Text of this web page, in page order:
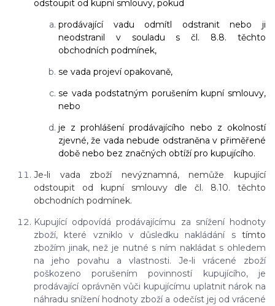
odstoupit od kupní smlouvy, pokud
prodávající vadu odmítl odstranit nebo ji
neodstranil v souladu s čl. 8.8. těchto
obchodních podmínek,
se vada projeví opakovaně,
se vada podstatným porušením kupní smlouvy,
nebo
je z prohlášení prodávajícího nebo z okolností
zjevné, že vada nebude odstraněna v přiměřené
době nebo bez značných obtíží pro kupujícího.
Je-li vada zboží nevýznamná, nemůže kupující
odstoupit od kupní smlouvy dle čl. 8.10. těchto
obchodních podmínek.
Kupující odpovídá prodávajícímu za snížení hodnoty
zboží, které vzniklo v důsledku nakládání s tímto
zbožím jinak, než je nutné s ním nakládat s ohledem
na jeho povahu a vlastnosti. Je-li vrácené zboží
poškozeno porušením povinností kupujícího, je
prodávající oprávněn vůči kupujícímu uplatnit nárok na
náhradu snížení hodnoty zboží a odečíst jej od vrácené